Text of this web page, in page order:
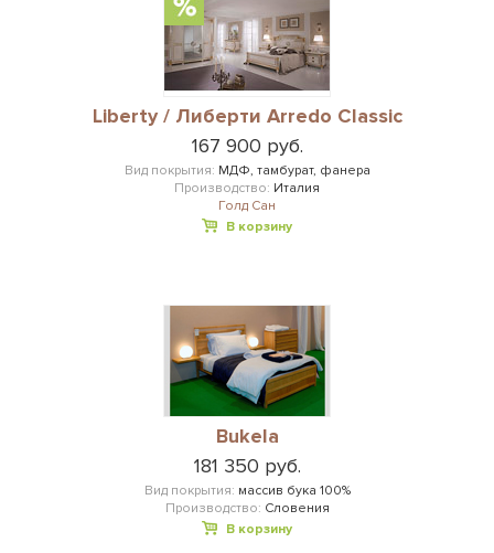
Liberty / Либерти Arredo Classic
167 900 руб.
Вид покрытия: МДФ, тамбурат, фанера
Производство: Италия
Голд Сан
В корзину
Bukela
181 350 руб.
Вид покрытия: массив бука 100%
Производство: Словения
В корзину